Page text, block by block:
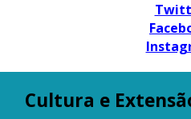
Cultura e